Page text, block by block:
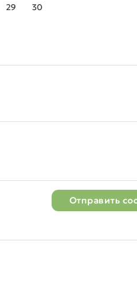
29 30
Отправить